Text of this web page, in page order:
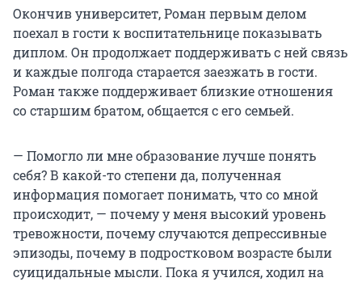
Окончив университет, Роман первым делом
поехал в гости к воспитательнице показывать
диплом. Он продолжает поддерживать с ней связь
и каждые полгода старается заезжать в гости.
Роман также поддерживает близкие отношения
со старшим братом, общается с его семьей.
— Помогло ли мне образование лучше понять
себя? В какой-то степени да, полученная
информация помогает понимать, что со мной
происходит, — почему у меня высокий уровень
тревожности, почему случаются депрессивные
эпизоды, почему в подростковом возрасте были
суицидальные мысли. Пока я учился, ходил на